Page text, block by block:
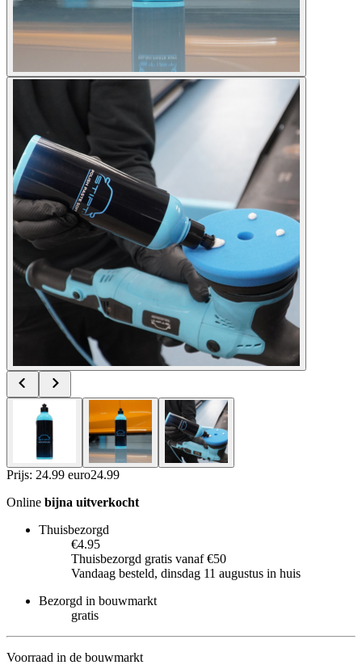
Prijs: 24.99 euro24.99
Online bijna uitverkocht
Thuisbezorgd
€4.95
Thuisbezorgd gratis vanaf €50
Vandaag besteld, dinsdag 11 augustus in huis
Bezorgd in bouwmarkt
gratis
Voorraad in de bouwmarkt